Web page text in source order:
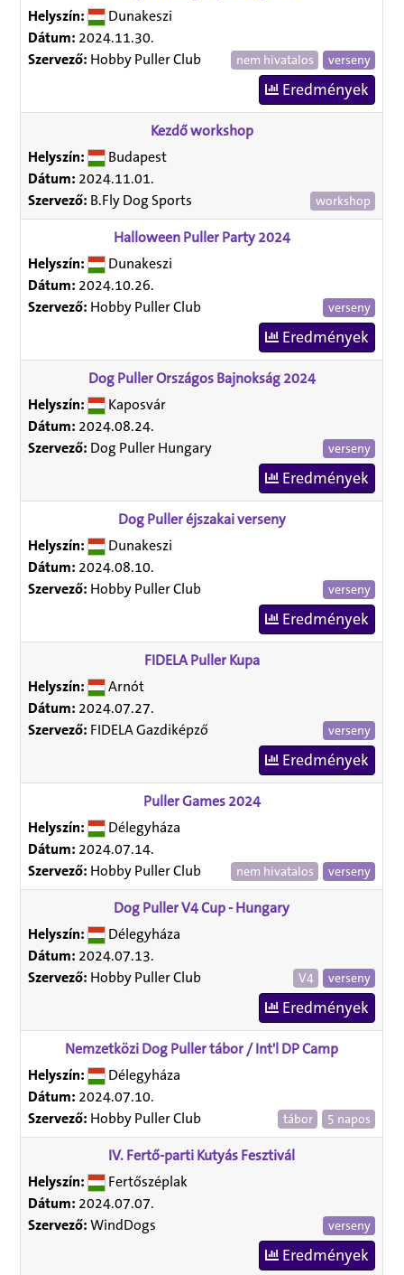
Helyszín:
Dunakeszi
Dátum: 2024.11.30.
verseny
nem hivatalos
Szervező: Hobby Puller Club
Eredmények
Kezdő workshop
Helyszín:
Budapest
Dátum: 2024.11.01.
workshop
Szervező: B.Fly Dog Sports
Halloween Puller Party 2024
Helyszín:
Dunakeszi
Dátum: 2024.10.26.
verseny
Szervező: Hobby Puller Club
Eredmények
Dog Puller Országos Bajnokság 2024
Helyszín:
Kaposvár
Dátum: 2024.08.24.
verseny
Szervező: Dog Puller Hungary
Eredmények
Dog Puller éjszakai verseny
Helyszín:
Dunakeszi
Dátum: 2024.08.10.
verseny
Szervező: Hobby Puller Club
Eredmények
FIDELA Puller Kupa
Helyszín:
Arnót
Dátum: 2024.07.27.
verseny
Szervező: FIDELA Gazdiképző
Eredmények
Puller Games 2024
Helyszín:
Délegyháza
Dátum: 2024.07.14.
verseny
nem hivatalos
Szervező: Hobby Puller Club
Dog Puller V4 Cup - Hungary
Helyszín:
Délegyháza
Dátum: 2024.07.13.
verseny
V4
Szervező: Hobby Puller Club
Eredmények
Nemzetközi Dog Puller tábor / Int'l DP Camp
Helyszín:
Délegyháza
Dátum: 2024.07.10.
5 napos
tábor
Szervező: Hobby Puller Club
IV. Fertő-parti Kutyás Fesztivál
Helyszín:
Fertőszéplak
Dátum: 2024.07.07.
verseny
Szervező:WindDogs
Eredmények